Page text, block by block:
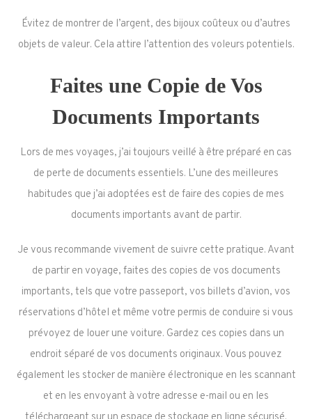
Évitez de montrer de l’argent, des bijoux coûteux ou d’autres
objets de valeur. Cela attire l’attention des voleurs potentiels.
Faites une Copie de Vos
Documents Importants
Lors de mes voyages, j’ai toujours veillé à être préparé en cas
de perte de documents essentiels. L’une des meilleures
habitudes que j’ai adoptées est de faire des copies de mes
documents importants avant de partir.
Je vous recommande vivement de suivre cette pratique. Avant
de partir en voyage, faites des copies de vos documents
importants, tels que votre passeport, vos billets d’avion, vos
réservations d’hôtel et même votre permis de conduire si vous
prévoyez de louer une voiture. Gardez ces copies dans un
endroit séparé de vos documents originaux. Vous pouvez
également les stocker de manière électronique en les scannant
et en les envoyant à votre adresse e-mail ou en les